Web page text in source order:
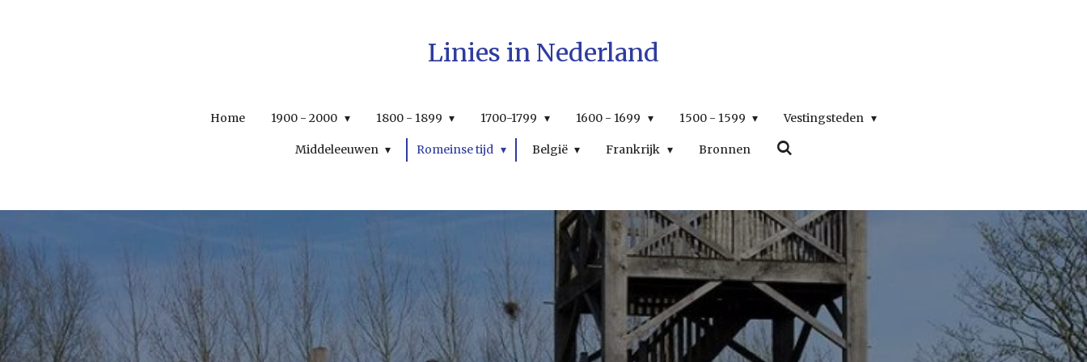
Linies in Nederland
Home 1900 - 2000 1800 - 1899 1700-1799 1600 - 1699 1500 - 1599 Vestingsteden
Middeleeuwen Romeinse tijd België Frankrijk Bronnen